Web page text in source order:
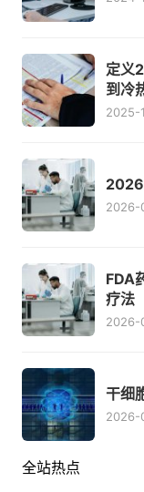
定义
到冷
2025-
2026
2026-
FDA
疗法
2026-
干细
2026-
全站热点